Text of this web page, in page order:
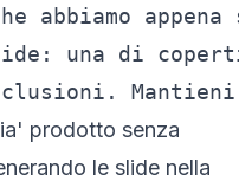
abbiamo
una di
prodotto senza
le slide nella